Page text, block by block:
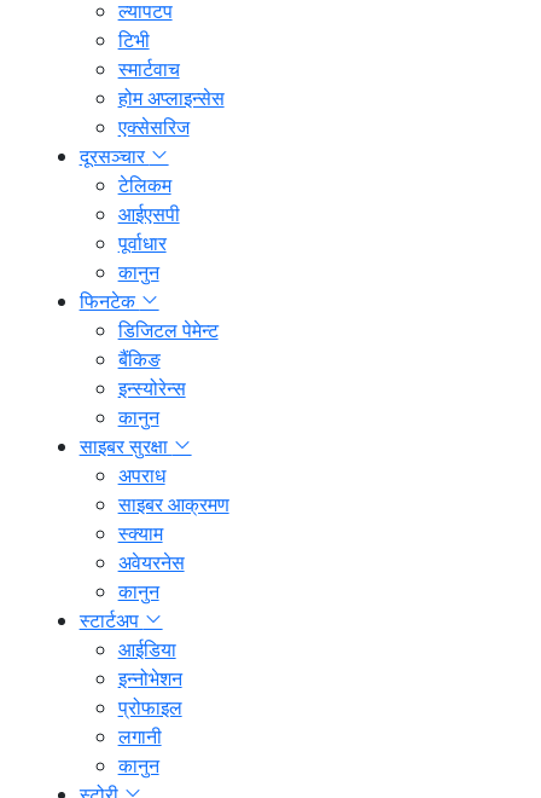
ल्यापटप
टिभी
स्मार्टवाच
होम अप्लाइन्सेस
एक्सेसरिज
दूरसञ्चार
टेलिकम
आईएसपी
पूर्वाधार
कानुन
फिनटेक
डिजिटल पेमेन्ट
बैंकिङ
इन्स्योरेन्स
कानुन
साइबर सुरक्षा
अपराध
साइबर आक्रमण
स्क्याम
अवेयरनेस
कानुन
स्टार्टअप
आईडिया
इन्नोभेशन
प्रोफाइल
लगानी
कानुन